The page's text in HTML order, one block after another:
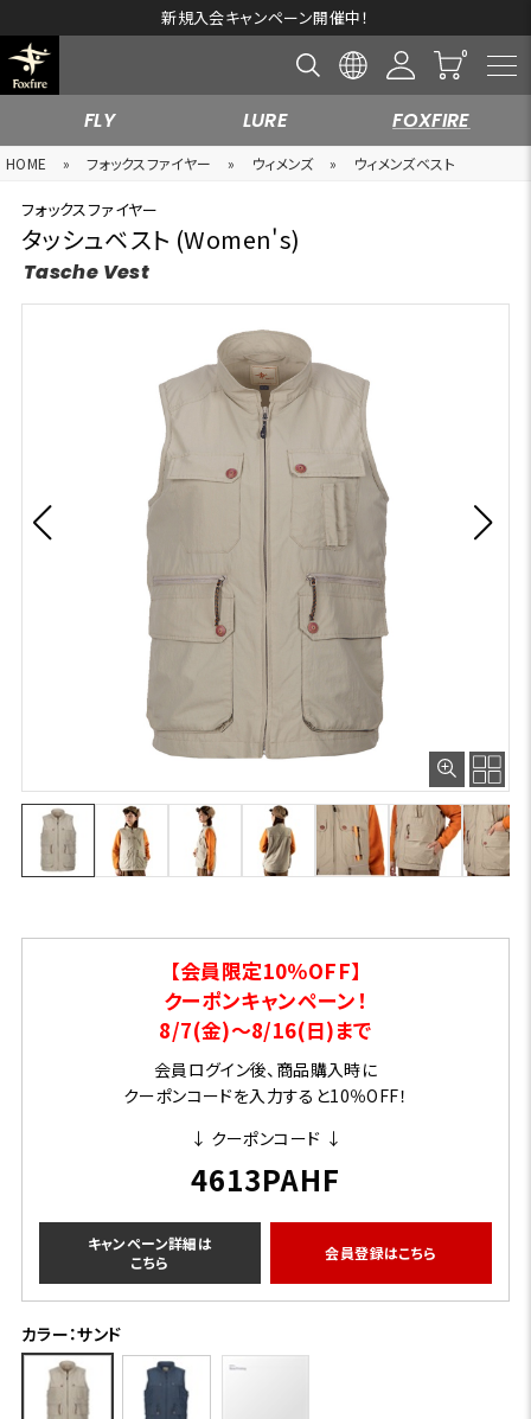
新規入会キャンペーン開催中！
FLY LURE FOXFIRE
HOME » フォックスファイヤー » ウィメンズ » ウィメンズベスト
フォックスファイヤー
タッシュベスト (Women's)
Tasche Vest
【会員限定10％OFF】
クーポンキャンペーン！
8/7(金)～8/16(日)まで
会員ログイン後、商品購入時に
クーポンコードを入力すると10％OFF！
↓ クーポンコード ↓
4613PAHF
キャンペーン詳細は
こちら
会員登録はこちら
カラー：サンド